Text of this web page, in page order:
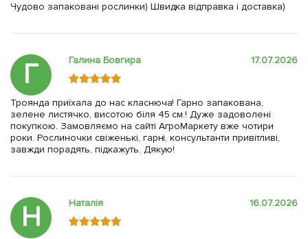
Чудово запаковані рослинки) Швидка відправка і доставка)
Г Галина Бовгира 17.07.2026
Троянда приїхала до нас класнюча! Гарно запакована,
зелене листячко, висотою біля 45 см.! Дуже задоволені
покупкою. Замовляємо на сайті АгроМаркету вже чотири
роки. Рослиночки свіженькі, гарні, консультанти привітливі,
завжди порадять, підкажуть. Дякую!
Н Наталія 16.07.2026